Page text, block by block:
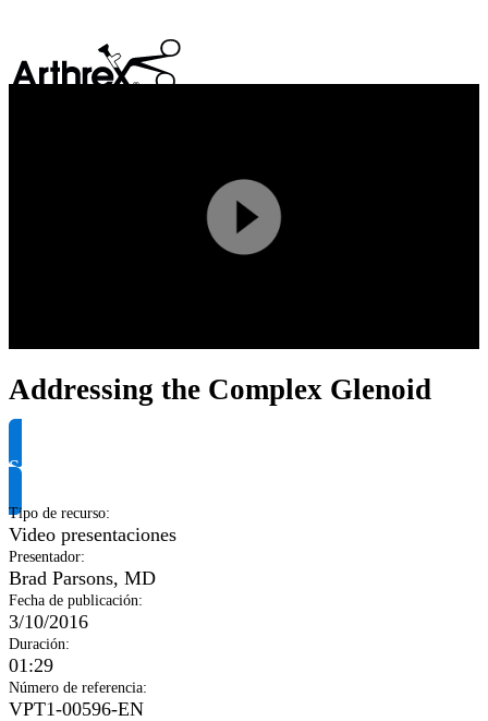
Play
Video
Addressing the Complex Glenoid
Solicitar información del producto
Tipo de recurso:
Video presentaciones
Presentador:
Brad Parsons, MD
Fecha de publicación:
3/10/2016
Duración:
01:29
Número de referencia:
VPT1-00596-EN